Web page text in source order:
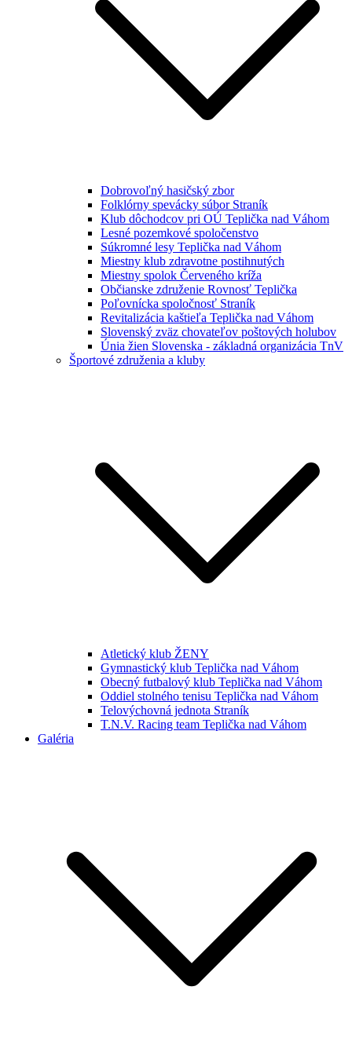
Dobrovoľný hasičský zbor
Folklórny spevácky súbor Straník
Klub dôchodcov pri OÚ Teplička nad Váhom
Lesné pozemkové spoločenstvo
Súkromné lesy Teplička nad Váhom
Miestny klub zdravotne postihnutých
Miestny spolok Červeného kríža
Občianske združenie Rovnosť Teplička
Poľovnícka spoločnosť Straník
Revitalizácia kaštieľa Teplička nad Váhom
Slovenský zväz chovateľov poštových holubov
Únia žien Slovenska - základná organizácia TnV
Športové združenia a kluby
Atletický klub ŽENY
Gymnastický klub Teplička nad Váhom
Obecný futbalový klub Teplička nad Váhom
Oddiel stolného tenisu Teplička nad Váhom
Telovýchovná jednota Straník
T.N.V. Racing team Teplička nad Váhom
Galéria